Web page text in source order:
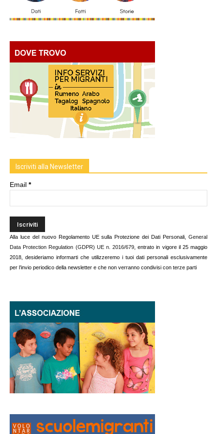
Iscriviti alla Newsletter
Email *
Alla luce del nuovo Regolamento UE sulla Protezione dei Dati Personali, General
Data Protection Regulation (GDPR) UE n. 2016/679 , entrato in vigore il 25 maggio
2018, desideriamo informarti che utilizzeremo i tuoi dati personali esclusivamente
per l’invio periodico della newsletter e che non verranno condivisi con terze parti